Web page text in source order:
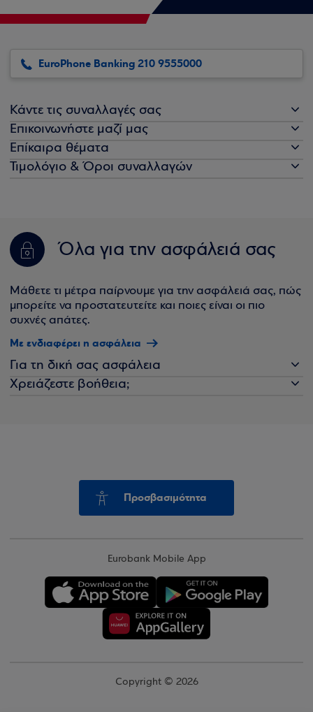
EuroPhone Banking 210 9555000
Κάντε τις συναλλαγές σας
Επικοινωνήστε μαζί μας
Επίκαιρα θέματα
Τιμολόγιο & Όροι συναλλαγών
Όλα για την ασφάλειά σας
Μάθετε τι μέτρα παίρνουμε για την ασφάλειά σας, πώς
μπορείτε να προστατευτείτε και ποιες είναι οι πιο
συχνές απάτες.
Με ενδιαφέρει η ασφάλεια
Για τη δική σας ασφάλεια
Χρειάζεστε βοήθεια;
Προσβασιμότητα
Eurobank Mobile App
Copyright © 2026